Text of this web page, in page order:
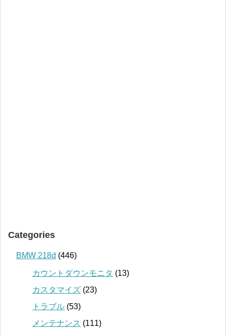
Categories
BMW 218d (446)
カウントダウンモニタ (13)
カスタマイズ (23)
トラブル (53)
メンテナンス (111)